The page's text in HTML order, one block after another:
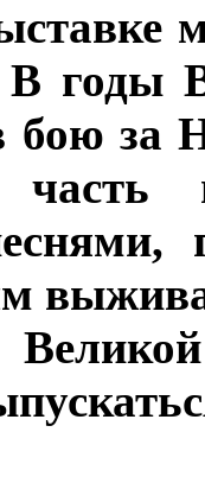
годы
бою за